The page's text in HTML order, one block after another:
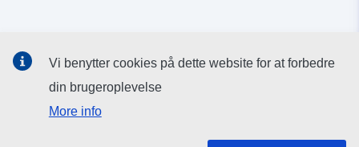
Søg efter EU's sider påsociale medier
Vi benytter cookies på dette website for at forbedre
din brugeroplevelse
More info